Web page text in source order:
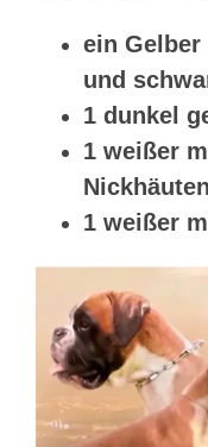
ein Gelber
und
1 dunkel
1 weißer
Nickhäuten
1 weißer